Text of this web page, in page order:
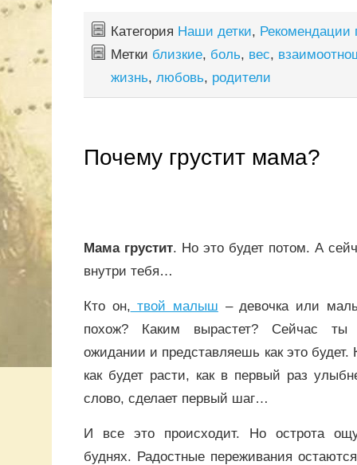
Категория Наши детки, Рекомендации
Метки близкие, боль, вес,
жизнь, любовь, родители
Почему грустит мама?
Мама грустит. Но это будет потом. А
внутри тебя…
Кто он, твой малыш – девочка или
похож? Каким вырастет? Сейчас ты
ожидании и представляешь как это
как будет расти, как в первый раз
слово, сделает первый шаг…
И все это происходит. Но острота
буднях. Радостные переживания